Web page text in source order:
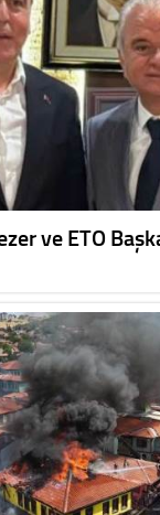
ve ETO